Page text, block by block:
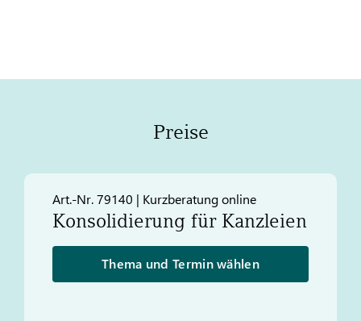
Preise
Art.-Nr. 79140 | Kurzberatung online
Konsolidierung für Kanzleien
Thema und Termin wählen